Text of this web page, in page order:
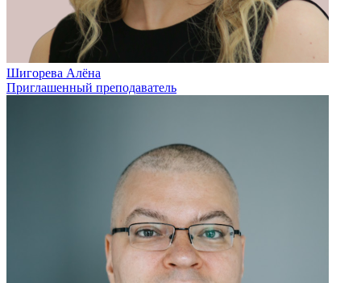
Шигорева Алёна
Приглашенный преподаватель